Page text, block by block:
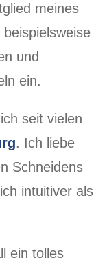
meines
und
ein.
seit vielen
. Ich liebe
Schneidens
intuitiver als
ein tolles